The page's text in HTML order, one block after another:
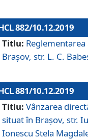
882/10.12.2019
Titlu:
Brașov, str. L. C.
881/10.12.2019
Titlu: Vânzarea
situat în Brașov, str.
Ionescu Stela